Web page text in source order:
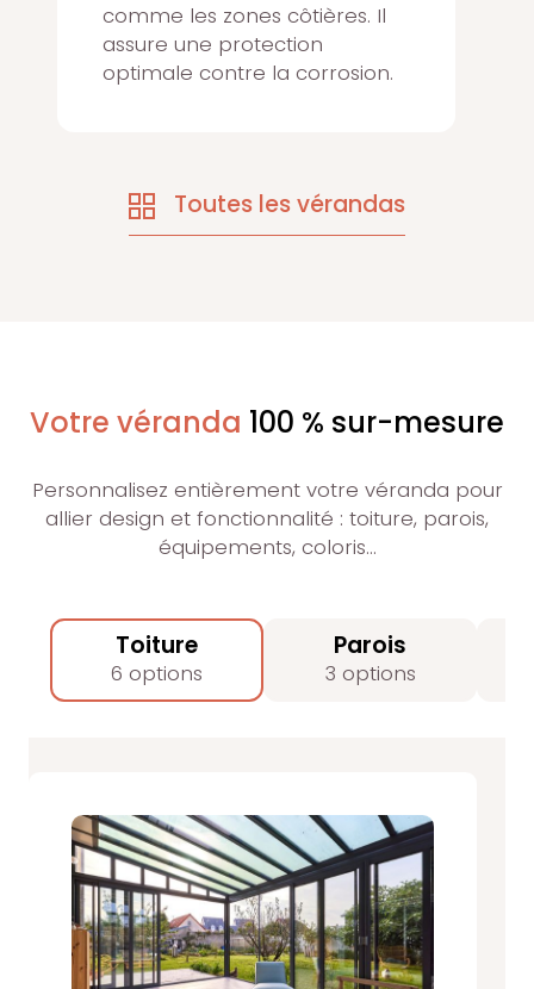
comme les zones côtières. Il
assure une protection
optimale contre la corrosion.
Toutes les vérandas
Votre véranda 100 % sur-mesure
Personnalisez entièrement votre véranda pour
allier design et fonctionnalité : toiture, parois,
équipements, coloris…
Toiture
6 options
Parois
3 options